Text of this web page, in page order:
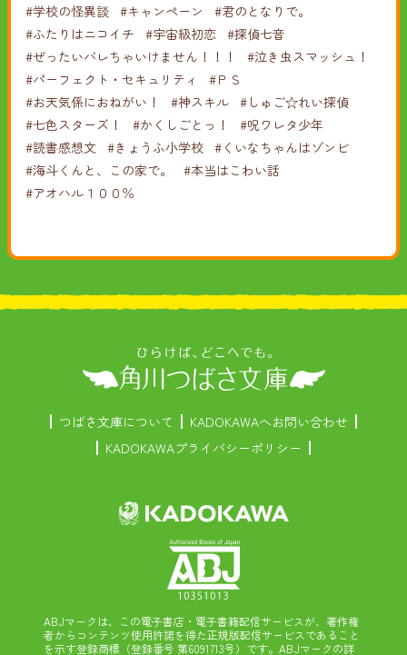
#学校の怪異談 #キャンペーン
#君のとなりで。
#ふたりはニコイチ
#宇宙級初恋
#探偵七音
#ぜったいバレちゃいけません！！！
#泣き虫スマッシュ！
#パーフェクト・セキュリティ
#ＰＳ
#お天気係におねがい！
#神スキル #しゅご☆れい探偵
#七色スターズ！
#かくしごとっ！
#呪ワレタ少年
#読書感想文
#きょうふ小学校 #くいなちゃんはゾンビ
#海斗くんと、この家で。
#本当はこわい話
#アオハル１００％
つばさ文庫について
KADOKAWAへお問い合わせ
KADOKAWAプライバシーポリシー
ABJマークは、この電子書店・電子書籍配信サービスが、著作権
者からコンテンツ使用許諾を得た正規版配信サービスであること
を示す登録商標（登録番号 第6091713号）です。ABJマークの詳